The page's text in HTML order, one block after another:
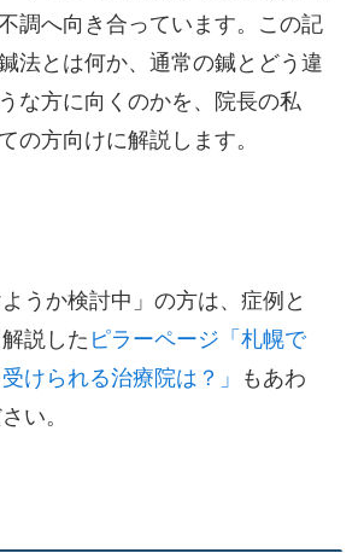
調へ向き合っています。この記
法とは何か、通常の鍼とどう違
な方に向くのかを、院長の私
の方向けに解説します。
うか検討中」の方は、症例と
説した ピラーページ「札幌で
けられる治療院は？」
もあわ
い。